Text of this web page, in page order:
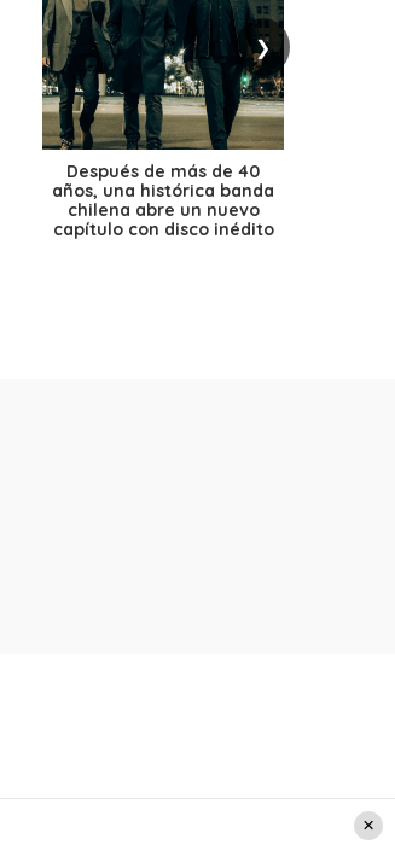
❯
Después de más de 40
años, una histórica banda
chilena abre un nuevo
capítulo con disco inédito